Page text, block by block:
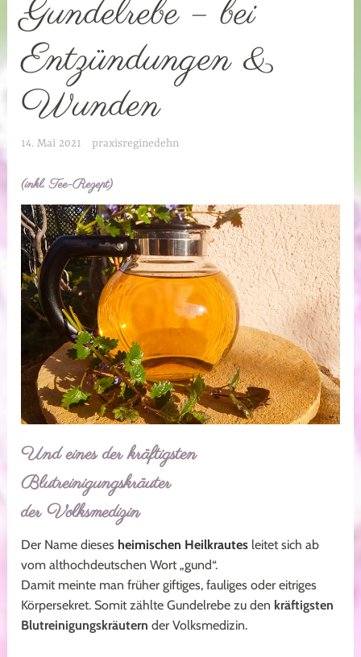
Gundelrebe – bei
Entzündungen &
Wunden
14. Mai 2021 praxisreginedehn
(inkl. Tee-Rezept)
Und eines der kräftigsten
Blutreinigungskräuter
der Volksmedizin
Der Name dieses heimischen Heilkrautes leitet sich ab
vom althochdeutschen Wort „gund“.
Damit meinte man früher giftiges, fauliges oder eitriges
Körpersekret. Somit zählte Gundelrebe zu den kräftigsten
Blutreinigungskräutern der Volksmedizin.